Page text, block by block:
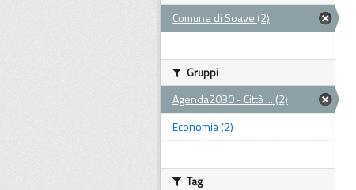
Comune di Soave (2)
Gruppi
Agenda2030 - Città ... (2)
Economia (2)
Tag